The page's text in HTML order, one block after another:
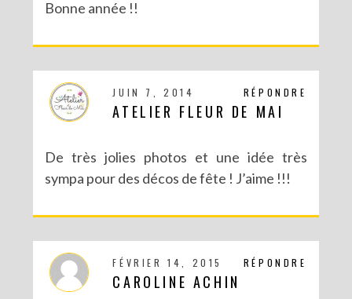
Bonne année !!
RÉPONDRE
JUIN 7, 2014
ATELIER FLEUR DE MAI
De très jolies photos et une idée très
sympa pour des décos de fête ! J’aime !!!
RÉPONDRE
FÉVRIER 14, 2015
CAROLINE ACHIN